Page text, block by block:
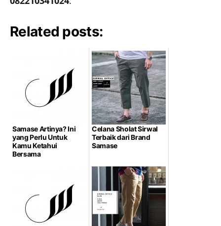
Related posts:
Samase Artinya? Ini
yang Perlu Untuk
Kamu Ketahui
Bersama
Celana Sholat Sirwal
Terbaik dari Brand
Samase